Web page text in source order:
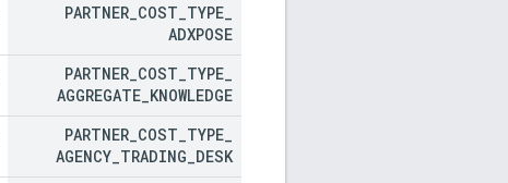
PARTNER COST TYPE
ADXPOSE
PARTNER COST TYPE
AGGREGATE KNOWLEDGE
PARTNER COST TYPE
AGENCY TRADING DESK